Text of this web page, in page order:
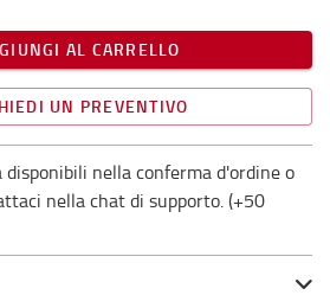
AL CARRELLO
UN PREVENTIVO
disponibili nella conferma d'ordine o
nella chat di supporto.(+50